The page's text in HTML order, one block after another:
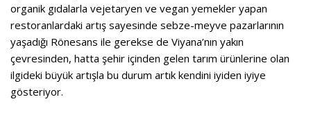
organik gıdalarla vejetaryen ve vegan yemekler yapan
restoranlardaki artış sayesinde sebze-meyve pazarlarının
yaşadığı Rönesans ile gerekse de Viyana’nın yakın
çevresinden, hatta şehir içinden gelen tarım ürünlerine olan
ilgideki büyük artışla bu durum artık kendini iyiden iyiye
gösteriyor.